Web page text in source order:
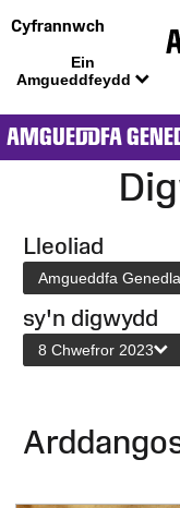
Cyfrannwch
Ein
Amgueddfeydd
AMGUEDDFA
Lleoliad
Amgueddfa
sy'n digwydd
8 Chwefror 2023